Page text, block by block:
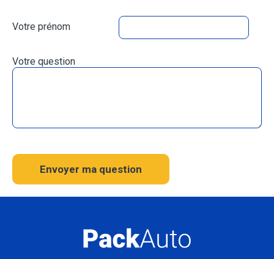
Votre prénom
Votre question
Envoyer ma question